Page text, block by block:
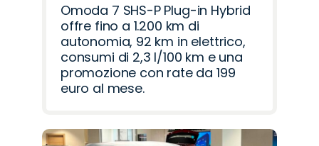
Omoda 7 SHS-P Plug-in Hybrid
offre fino a 1.200 km di
autonomia, 92 km in elettrico,
consumi di 2,3 l/100 km e una
promozione con rate da 199
euro al mese.